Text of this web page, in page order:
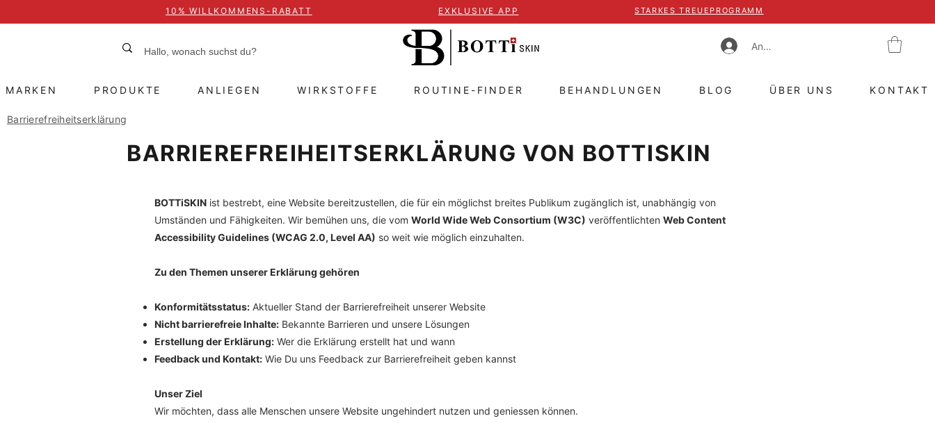
Anmelden
10% WILLKOMMENS-RABATT EXKLUSIVE APP STARKES TREUEPROGRAMM
MARKEN PRODUKTE ANLIEGEN WIRKSTOFFE ROUTINE-FINDER BEHANDLUNGEN BLOG ÜBER UNS KONTAKT
Barrierefreiheitserklärung
BARRIEREFREIHEITSERKLÄRUNG VON BOTTISKIN
BOTTiSKIN ist bestrebt, eine Website bereitzustellen, die für ein möglichst breites Publikum zugänglich ist, unabhängig von
Umständen und Fähigkeiten. Wir bemühen uns, die vom World Wide Web Consortium (W3C) veröffentlichten Web Content
Accessibility Guidelines (WCAG 2.0, Level AA) so weit wie möglich einzuhalten.
Zu den Themen unserer Erklärung gehören
Konformitätsstatus: Aktueller Stand der Barrierefreiheit unserer Website
Nicht barrierefreie Inhalte: Bekannte Barrieren und unsere Lösungen
Erstellung der Erklärung: Wer die Erklärung erstellt hat und wann
Feedback und Kontakt: Wie Du uns Feedback zur Barrierefreiheit geben kannst
Unser Ziel
Wir möchten, dass alle Menschen unsere Website ungehindert nutzen und geniessen können.